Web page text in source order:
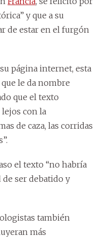
y que a su
de estar en el furgón
página internet, esta
le da nombre
que el texto
con la
de caza, las corridas
el texto “no habría
ser debatido y
también
más